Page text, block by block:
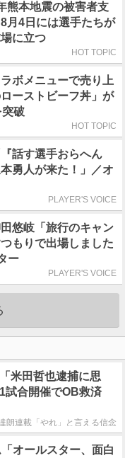
熊本地震の被害者支
月4日には選手たちが
に立つ
HOT TOPIC
ボメニューで売り上
ーストビーフ丼」が
破
HOT TOPIC
話す選手おらへん
勇人が来た！」／オ
PLAYER'S VOICE
悠岐「旅行のキャン
もりで出場しました
ー
PLAYER'S VOICE
米田哲也逮捕に思
試合開催でOB救済
朗連載「やれ」と言える信念
オールスター、面白